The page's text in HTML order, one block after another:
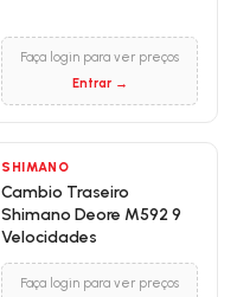
Faça login para ver preços
Entrar →
SHIMANO
Cambio Traseiro
Shimano Deore M592 9
Velocidades
Faça login para ver preços